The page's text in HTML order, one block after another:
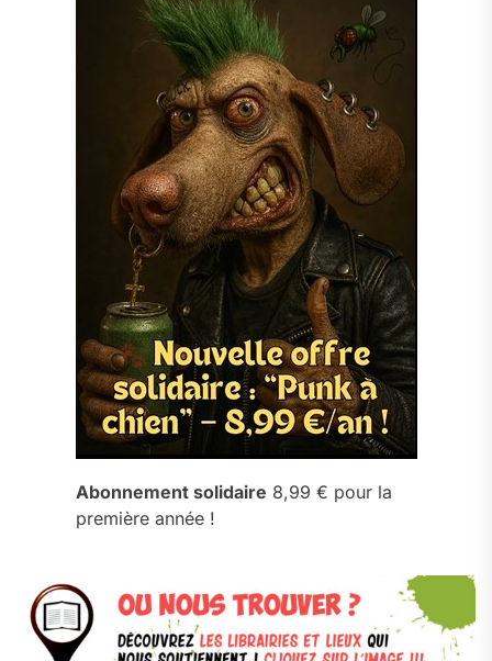
Abonnement solidaire 8,99 € pour la
première année !